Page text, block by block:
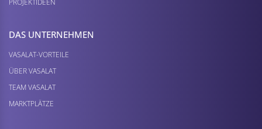
DAS UNTERNEHMEN
VASALAT-VORTEILE
ÜBER VASALAT
TEAM VASALAT
MARKTPLÄTZE